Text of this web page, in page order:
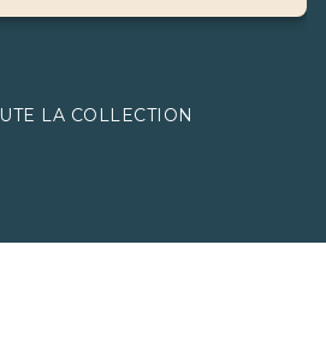
LA COLLECTION